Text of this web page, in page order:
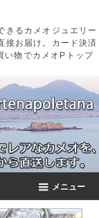
きるカメオジュエリー
接お届け。カード決済
い物でカメオPトップ
メニュー